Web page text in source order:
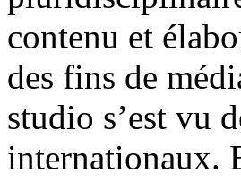
contenu et
des fins de
studio s’est vu
internationaux.